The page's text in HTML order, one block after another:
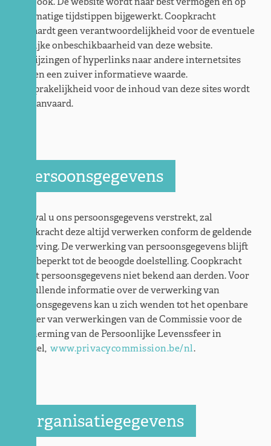
regelmatige tijdstippen bijgewerkt. Coopkracht
aanvaardt geen verantwoordelijkheid voor de eventuele
tijdelijke onbeschikbaarheid van deze website.
Verwijzingen of hyperlinks naar andere internetsites
hebben een zuiver informatieve waarde.
Aansprakelijkheid voor de inhoud van deze sites wordt
niet aanvaard.
Persoonsgegevens
In geval u ons persoonsgegevens verstrekt, zal
Coopkracht deze altijd verwerken conform de geldende
wetgeving. De verwerking van persoonsgegevens blijft
altijd beperkt tot de beoogde doelstelling. Coopkracht
maakt persoonsgegevens niet bekend aan derden. Voor
aanvullende informatie over de verwerking van
persoonsgegevens kan u zich wenden tot het openbare
register van verwerkingen van de Commissie voor de
Bescherming van de Persoonlijke Levenssfeer in
Brussel, www.privacycommission.be/nl.
Organisatiegegevens